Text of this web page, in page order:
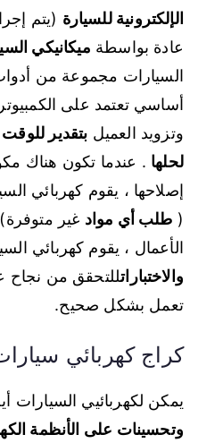
الإلكترونية للسيارة (يتم
عادة بواسطة ميكانيكي
السيارات مجموعة من
أساسي تعتمد على
وتزويد العميل بتقدير للوقت
لحلها . عندما تكون هناك
إصلاحها ، يقوم كهربائي
( طلب أي مواد غير
الأعمال ، يقوم كهربائي
والاختباراتللتحقق من نجاح
تعمل بشكل صحيح.
كراج كهربائي
يمكن لكهربائيي السيارات
وتحسينات على الأنظمة